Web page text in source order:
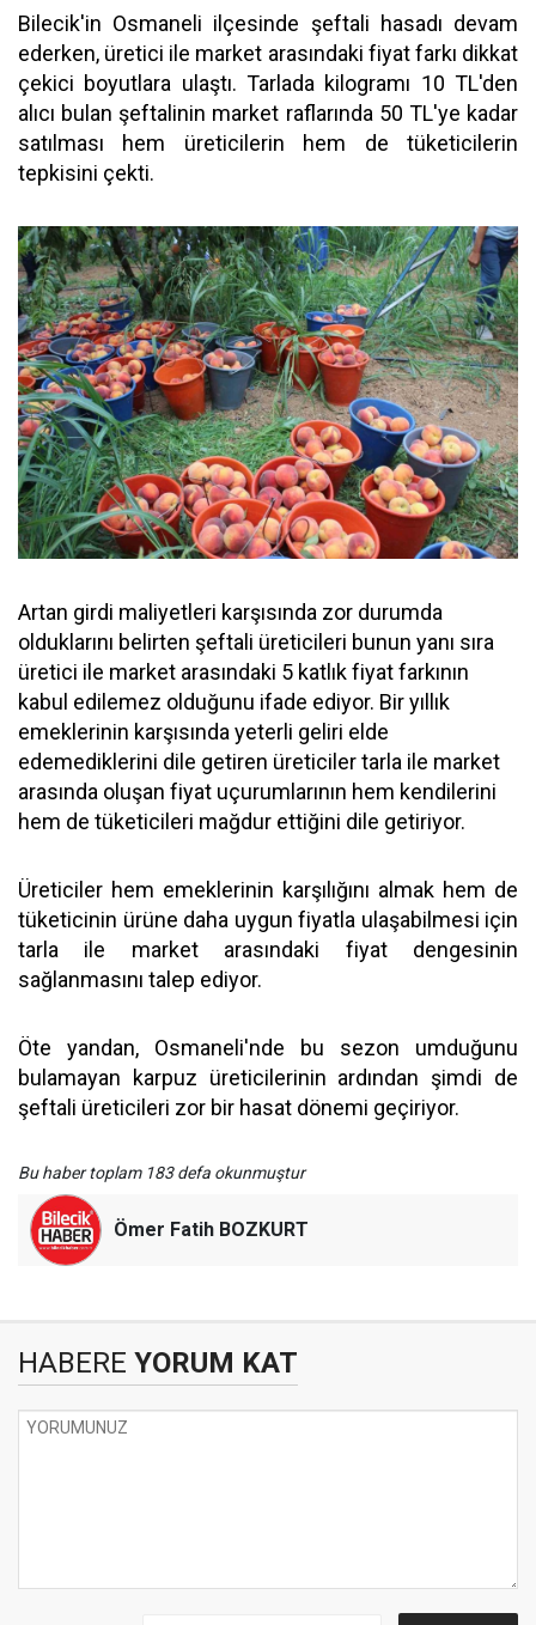
Bilecik'in Osmaneli ilçesinde şeftali hasadı devam
ederken, üretici ile market arasındaki fiyat farkı dikkat
çekici boyutlara ulaştı. Tarlada kilogramı 10 TL'den
alıcı bulan şeftalinin market raflarında 50 TL'ye kadar
satılması hem üreticilerin hem de tüketicilerin
tepkisini çekti.
Artan girdi maliyetleri karşısında zor durumda
olduklarını belirten şeftali üreticileri bunun yanı sıra
üretici ile market arasındaki 5 katlık fiyat farkının
kabul edilemez olduğunu ifade ediyor. Bir yıllık
emeklerinin karşısında yeterli geliri elde
edemediklerini dile getiren üreticiler tarla ile market
arasında oluşan fiyat uçurumlarının hem kendilerini
hem de tüketicileri mağdur ettiğini dile getiriyor.
Üreticiler hem emeklerinin karşılığını almak hem de
tüketicinin ürüne daha uygun fiyatla ulaşabilmesi için
tarla ile market arasındaki fiyat dengesinin
sağlanmasını talep ediyor.
Öte yandan, Osmaneli'nde bu sezon umduğunu
bulamayan karpuz üreticilerinin ardından şimdi de
şeftali üreticileri zor bir hasat dönemi geçiriyor.
Bu haber toplam 183 defa okunmuştur
Ömer Fatih BOZKURT
HABERE YORUM KAT